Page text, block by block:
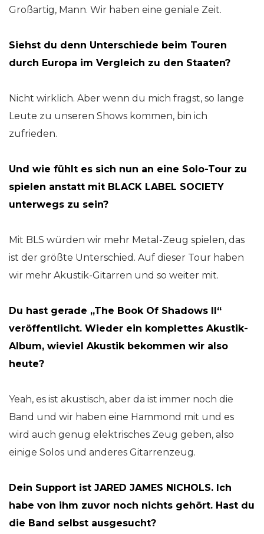
Großartig, Mann. Wir haben eine geniale Zeit.
Siehst du denn Unterschiede beim Touren
durch Europa im Vergleich zu den Staaten?
Nicht wirklich. Aber wenn du mich fragst, so lange
Leute zu unseren Shows kommen, bin ich
zufrieden.
Und wie fühlt es sich nun an eine Solo-Tour zu
spielen anstatt mit BLACK LABEL SOCIETY
unterwegs zu sein?
Mit BLS würden wir mehr Metal-Zeug spielen, das
ist der größte Unterschied. Auf dieser Tour haben
wir mehr Akustik-Gitarren und so weiter mit.
Du hast gerade „The Book Of Shadows II“
veröffentlicht. Wieder ein komplettes Akustik-
Album, wieviel Akustik bekommen wir also
heute?
Yeah, es ist akustisch, aber da ist immer noch die
Band und wir haben eine Hammond mit und es
wird auch genug elektrisches Zeug geben, also
einige Solos und anderes Gitarrenzeug.
Dein Support ist JARED JAMES NICHOLS. Ich
habe von ihm zuvor noch nichts gehört. Hast du
die Band selbst ausgesucht?